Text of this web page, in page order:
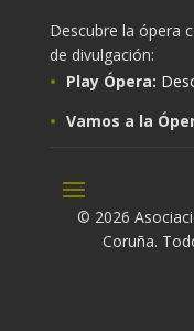
Descubre la ópera
de divulgación:
Play Ópera:
Vamos a la
© 2026
Coruña.